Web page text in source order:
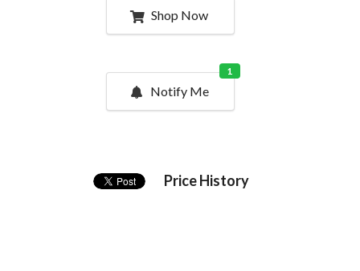
Shop Now
Notify Me
1
Price History